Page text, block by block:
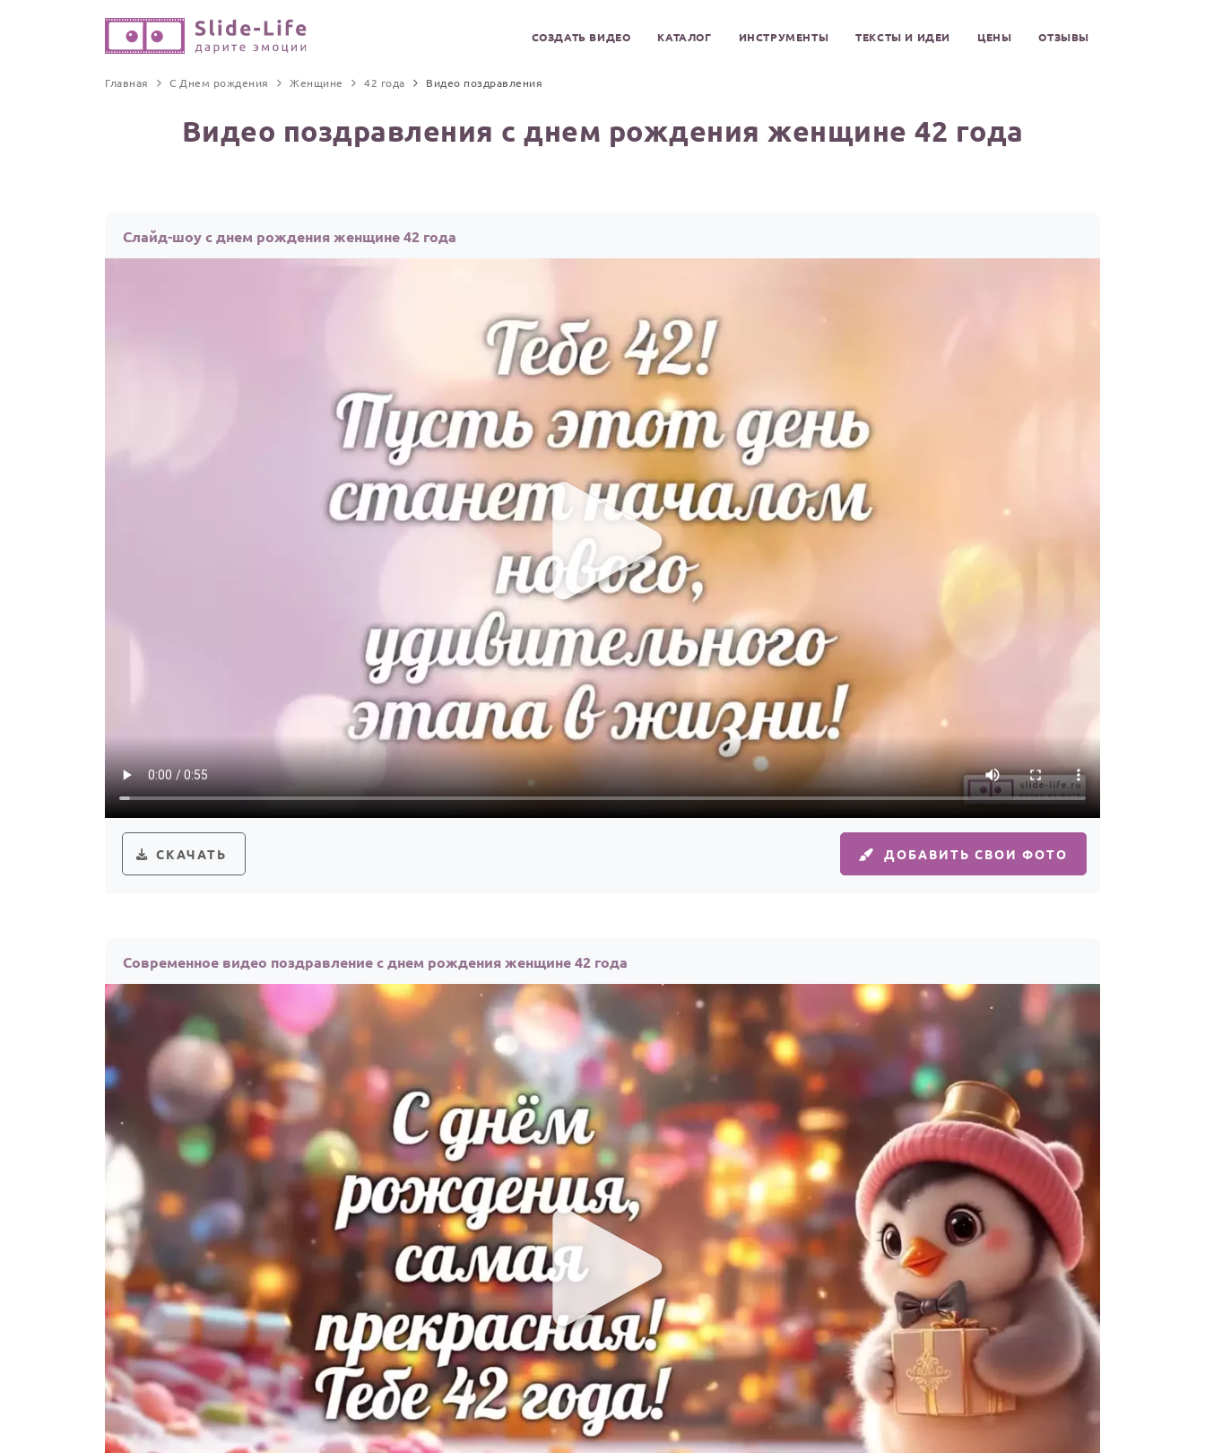
СОЗДАТЬ ВИДЕО КАТАЛОГ ИНСТРУМЕНТЫ ТЕКСТЫ И ИДЕИ ЦЕНЫ ОТЗЫВЫ
Главная С Днем рождения Женщине 42 года Видео поздравления
Видео поздравления с днем рождения женщине 42 года
Слайд-шоу с днем рождения женщине 42 года
СКАЧАТЬ ДОБАВИТЬ СВОИ ФОТО
Современное видео поздравление с днем рождения женщине 42 года